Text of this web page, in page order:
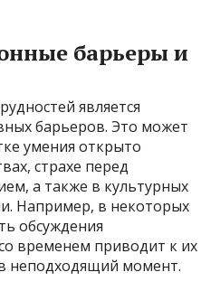
барьеры и
является
барьеров. Это может
умения открыто
страхе перед
а также в культурных
Например, в некоторых
обсуждения
временем приводит к их
неподходящий момент.